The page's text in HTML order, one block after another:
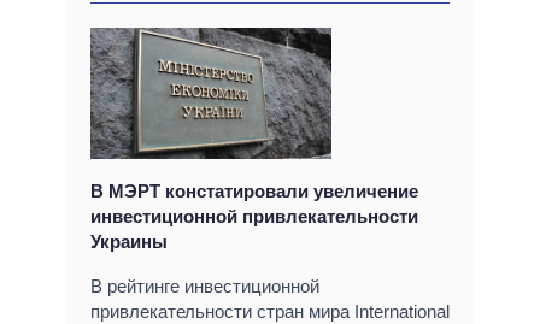
В МЭРТ констатировали увеличение
инвестиционной привлекательности
Украины
В рейтинге инвестиционной
привлекательности стран мира International